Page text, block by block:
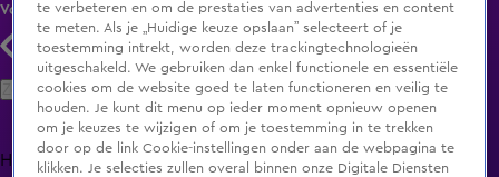
Volg KIJK
Zoeken
HomeUitzending Gemist Programma's De Bondgenoten
te verbeteren en om de prestaties van advertenties en content
te meten. Als je „Huidige keuze opslaan” selecteert of je
toestemming intrekt, worden deze trackingtechnologieën
uitgeschakeld. We gebruiken dan enkel functionele en essentiële
cookies om de website goed te laten functioneren en veilig te
houden. Je kunt dit menu op ieder moment opnieuw openen
om je keuzes te wijzigen of om je toestemming in te trekken
door op de link Cookie-instellingen onder aan de webpagina te
klikken. Je selecties zullen overal binnen onze Digitale Diensten